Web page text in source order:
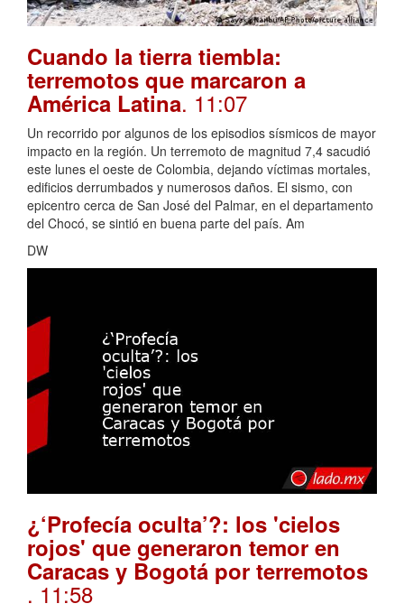
Cuando la tierra tiembla:
terremotos que marcaron a
América Latina. 11:07
Un recorrido por algunos de los episodios sísmicos de mayor
impacto en la región. Un terremoto de magnitud 7,4 sacudió
este lunes el oeste de Colombia, dejando víctimas mortales,
edificios derrumbados y numerosos daños. El sismo, con
epicentro cerca de San José del Palmar, en el departamento
del Chocó, se sintió en buena parte del país. Am
DW
¿‘Profecía oculta’?: los 'cielos
rojos' que generaron temor en
Caracas y Bogotá por terremotos
. 11:58